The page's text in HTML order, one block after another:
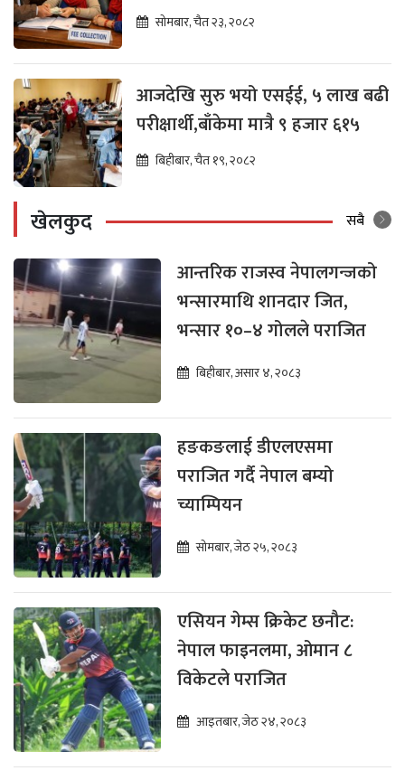
सोमबार, चैत २३, २०८२
आजदेखि सुरु भयो एसईई, ५ लाख बढी
परीक्षार्थी,बाँकेमा मात्रै ९ हजार ६१५
बिहीबार, चैत १९, २०८२
खेलकुद सबै
आन्तरिक राजस्व नेपालगन्जको
भन्सारमाथि शानदार जित,
भन्सार १०–४ गोलले पराजित
बिहीबार, असार ४, २०८३
हङकङलाई डीएलएसमा
पराजित गर्दै नेपाल बम्यो
च्याम्पियन
सोमबार, जेठ २५, २०८३
एसियन गेम्स क्रिकेट छनौट:
नेपाल फाइनलमा, ओमान ८
विकेटले पराजित
आइतबार, जेठ २४, २०८३